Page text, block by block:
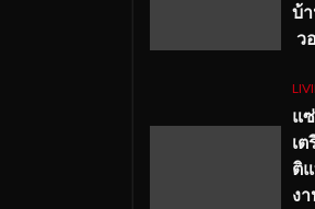
บ้
ว
แ
เ
ติ
ง